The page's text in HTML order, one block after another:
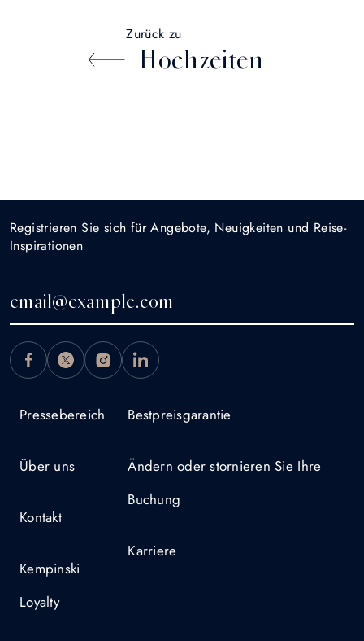
Zurück zu
Hochzeiten
Pressebereich
Über uns
Kontakt
Kempinski
Loyalty
Bestpreisgarantie
Ändern oder stornieren Sie Ihre
Buchung
Karriere
Registrieren Sie sich für Angebote, Neuigkeiten und Reise-
Inspirationen